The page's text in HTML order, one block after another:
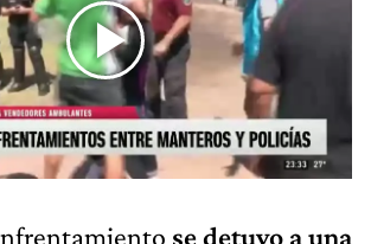
se detuvo a una